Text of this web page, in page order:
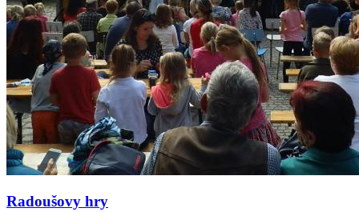
Radoušovy hry